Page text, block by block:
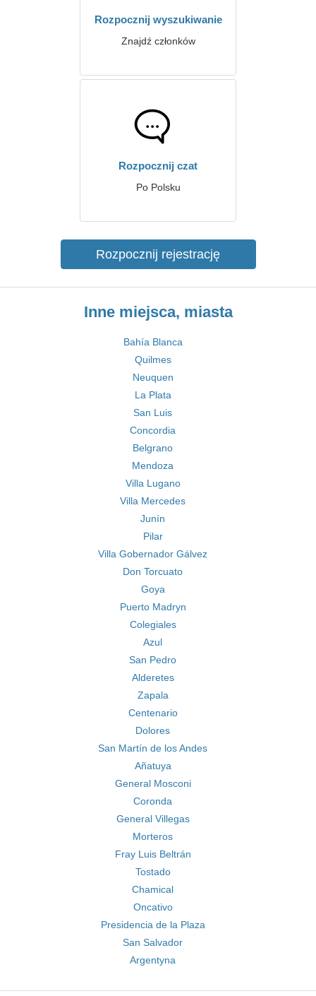
Rozpocznij wyszukiwanie
Znajdź członków
Rozpocznij czat
Po Polsku
Rozpocznij rejestrację
Inne miejsca, miasta
Bahía Blanca
Quilmes
Neuquen
La Plata
San Luis
Concordia
Belgrano
Mendoza
Villa Lugano
Villa Mercedes
Junín
Pilar
Villa Gobernador Gálvez
Don Torcuato
Goya
Puerto Madryn
Colegiales
Azul
San Pedro
Alderetes
Zapala
Centenario
Dolores
San Martín de los Andes
Añatuya
General Mosconi
Coronda
General Villegas
Morteros
Fray Luis Beltrán
Tostado
Chamical
Oncativo
Presidencia de la Plaza
San Salvador
Argentyna